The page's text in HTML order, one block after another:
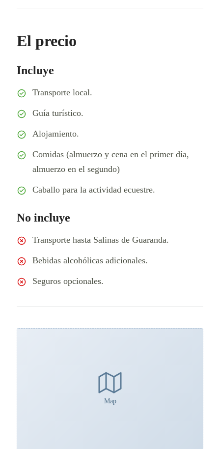
El precio
Incluye
Transporte local.
Guía turístico.
Alojamiento.
Comidas (almuerzo y cena en el primer día,
almuerzo en el segundo)
Caballo para la actividad ecuestre.
No incluye
Transporte hasta Salinas de Guaranda.
Bebidas alcohólicas adicionales.
Seguros opcionales.
Map